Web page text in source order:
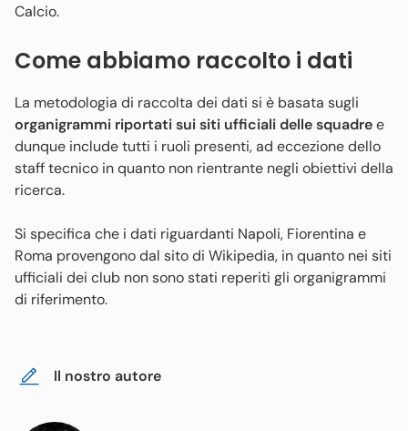
Calcio.
Come abbiamo raccolto i dati
La metodologia di raccolta dei dati si è basata sugli
organigrammi riportati sui siti ufficiali delle squadree
dunque include tutti i ruoli presenti, ad eccezione dello
staff tecnico in quanto non rientrante negli obiettivi della
ricerca.
Si specifica che i dati riguardanti Napoli, Fiorentina e
Roma provengono dal sito di Wikipedia, in quanto nei siti
ufficiali dei club non sono stati reperiti gli organigrammi
di riferimento.
Il nostro autore